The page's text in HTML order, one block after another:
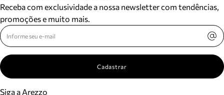
Receba com exclusividade a nossa newsletter com tendências,
promoções e muito mais.
Cadastrar
Siga a Arezzo